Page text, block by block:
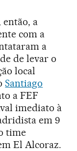
a
com a
a
de levar o
local
Santiago
a FEF
imediato à
em 9
time
El Alcoraz.